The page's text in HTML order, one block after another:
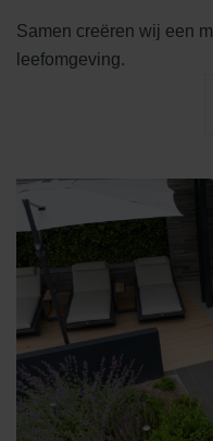
Samen creëren wij een
leefomgeving.